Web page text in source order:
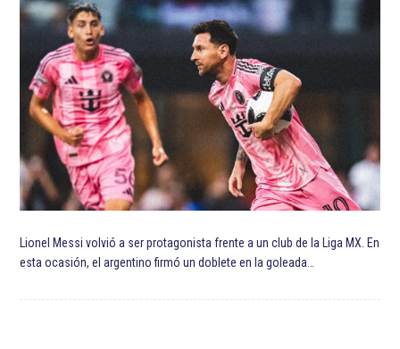
Lionel Messi volvió a ser protagonista frente a un club de la Liga MX. En
esta ocasión, el argentino firmó un doblete en la goleada…